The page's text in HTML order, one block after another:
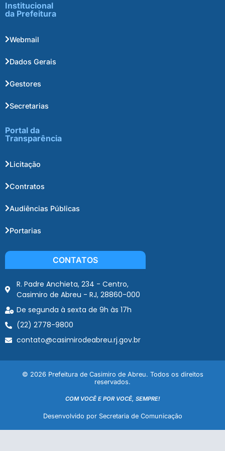
Institucional
da Prefeitura
Webmail
Dados Gerais
Gestores
Secretarias
Portal da
Transparência
Licitação
Contratos
Audiências Públicas
Portarias
CONTATOS
R. Padre Anchieta, 234 - Centro,
Casimiro de Abreu - RJ, 28860-000
De segunda à sexta de 9h às 17h
(22) 2778-9800
contato@casimirodeabreu.rj.gov.br
© 2026 Prefeitura de Casimiro de Abreu. Todos os direitos
reservados.
COM VOCÊ E POR VOCÊ, SEMPRE!
Desenvolvido por Secretaria de Comunicação